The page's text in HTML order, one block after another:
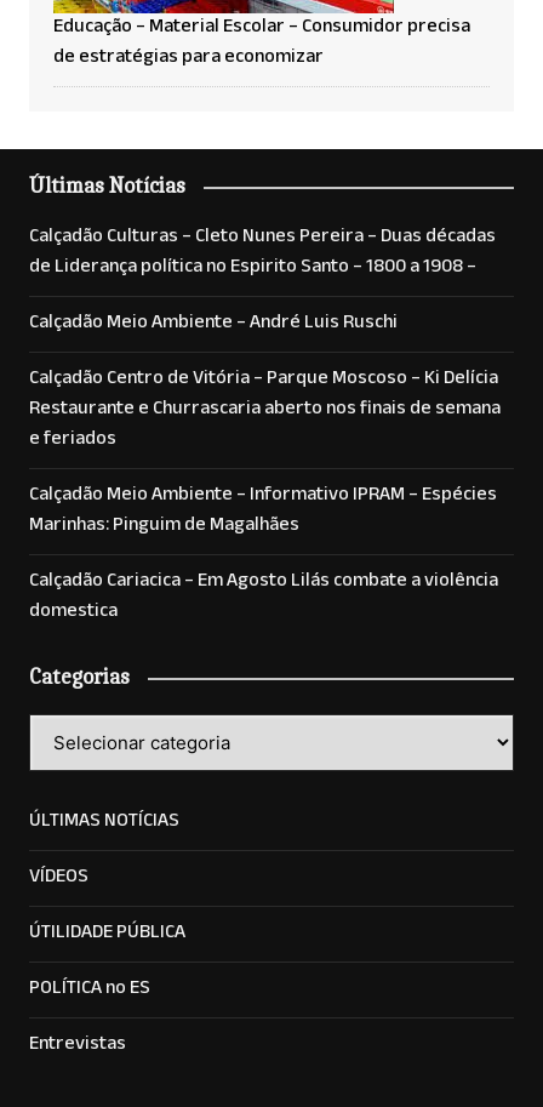
Educação – Material Escolar – Consumidor precisa
de estratégias para economizar
Últimas Notícias
Calçadão Culturas – Cleto Nunes Pereira – Duas décadas
de Liderança política no Espirito Santo – 1800 a 1908 –
Calçadão Meio Ambiente – André Luis Ruschi
Calçadão Centro de Vitória – Parque Moscoso – Ki Delícia
Restaurante e Churrascaria aberto nos finais de semana
e feriados
Calçadão Meio Ambiente – Informativo IPRAM – Espécies
Marinhas: Pinguim de Magalhães
Calçadão Cariacica – Em Agosto Lilás combate a violência
domestica
Categorias
Categorias
ÚLTIMAS NOTÍCIAS
VÍDEOS
ÚTILIDADE PÚBLICA
POLÍTICA no ES
Entrevistas